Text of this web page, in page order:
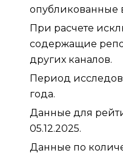
опубликованные
При расчете
содержащие
других каналов.
Период
года.
Данные для
05.12.2025.
Данные по